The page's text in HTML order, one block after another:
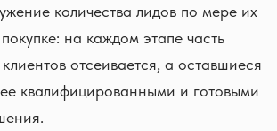
количества лидов по мере их
на каждом этапе часть
отсеивается, а оставшиеся
квалифицированными и готовыми